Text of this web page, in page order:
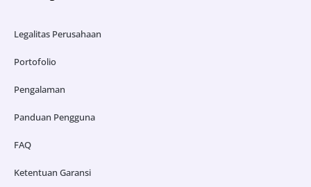
Legalitas Perusahaan
Portofolio
Pengalaman
Panduan Pengguna
FAQ
Ketentuan Garansi